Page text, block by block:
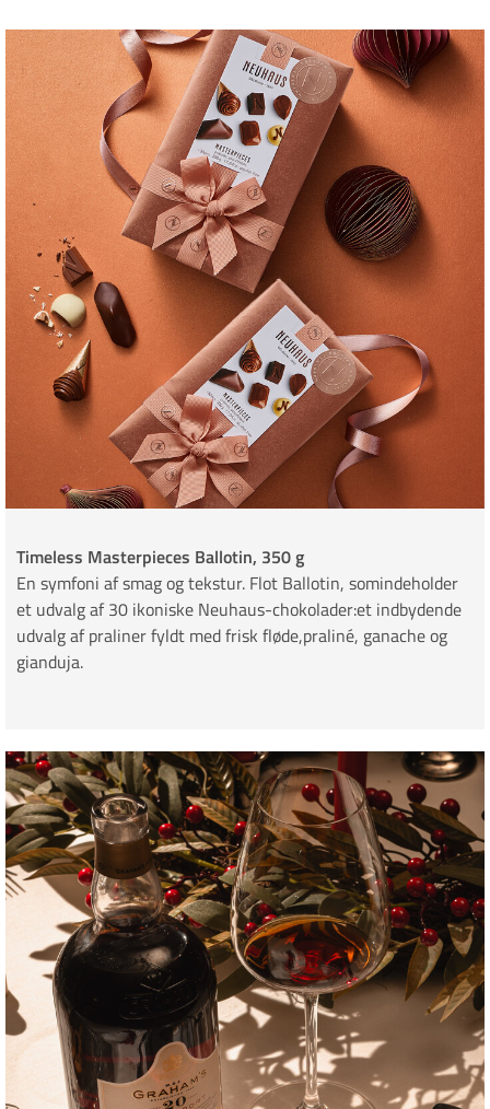
Timeless Masterpieces Ballotin, 350 g
En symfoni af smag og tekstur. Flot Ballotin, somindeholder
et udvalg af 30 ikoniske Neuhaus-chokolader:et indbydende
udvalg af praliner fyldt med frisk fløde,praliné, ganache og
gianduja.